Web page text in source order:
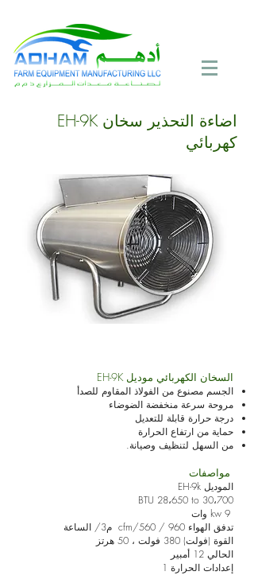
EH-9K اضاءة التحذير سخان
كهربائي
السخان الكهربائي موديل EH-9K
الجسم مصنوع من الفولاذ المقاوم للصدأ
مروحة سرعة منخفضة الضوضاء
درجة حرارة قابلة للتعديل
حماية من ارتفاع الحرارة
من السهل لتنظيف وصيانة.
مواصفات
الموديل EH-9k
BTU 28،650 to 30،700
تدفق الهواء cfm/560 / 960 م3/ الساعة
القوة (فولت) 380 فولت ، 50 هرتز
الحالي 12 أمبير
إعدادات الحرارة 1